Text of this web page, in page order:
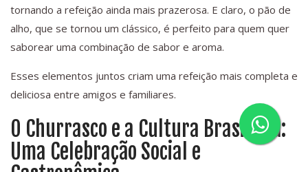
tornando a refeição ainda mais prazerosa. E claro, o pão de
alho, que se tornou um clássico, é perfeito para quem quer
saborear uma combinação de sabor e aroma.
Esses elementos juntos criam uma refeição mais completa e
deliciosa entre amigos e familiares.
O Churrasco e a Cultura Brasileira:
Uma Celebração Social e